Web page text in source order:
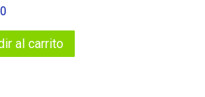
al carrito